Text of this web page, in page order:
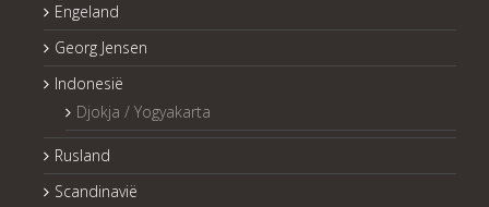
Engeland
Georg Jensen
Indonesië
Djokja / Yogyakarta
Rusland
Scandinavië